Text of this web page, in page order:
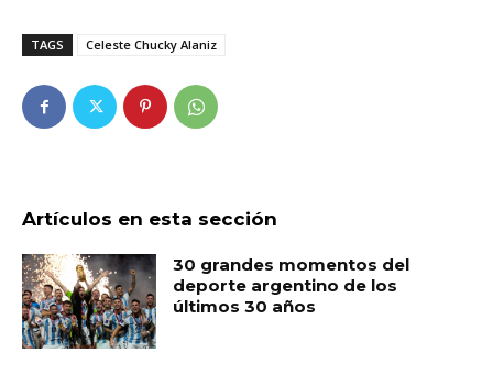
TAGS Celeste Chucky Alaniz
Artículos en esta sección
30 grandes momentos del
deporte argentino de los
últimos 30 años